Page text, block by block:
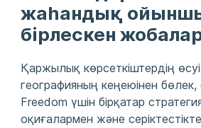
жаһандық
бірлескен
Қаржылық көрсеткіштердің
географияның кеңеюінен бөлек,
Freedom үшін бірқатар
оқиғалармен және